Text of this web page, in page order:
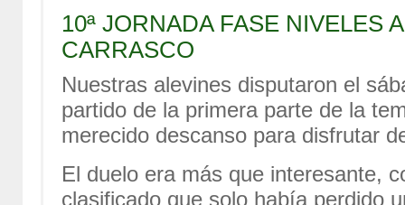
10ª JORNADA FASE NIVELES
CARRASCO
Nuestras alevines disputaron el
partido de la primera parte de la
merecido descanso para disfrutar
El duelo era más que interesante,
clasificado que solo había perdido